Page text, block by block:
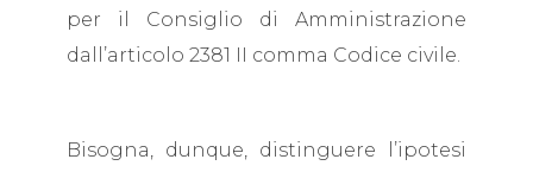
per il Consiglio di Amministrazione
dall’articolo 2381 II comma Codice civile.
Bisogna, dunque, distinguere l’ipotesi